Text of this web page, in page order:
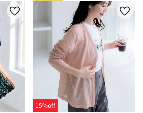
15%off